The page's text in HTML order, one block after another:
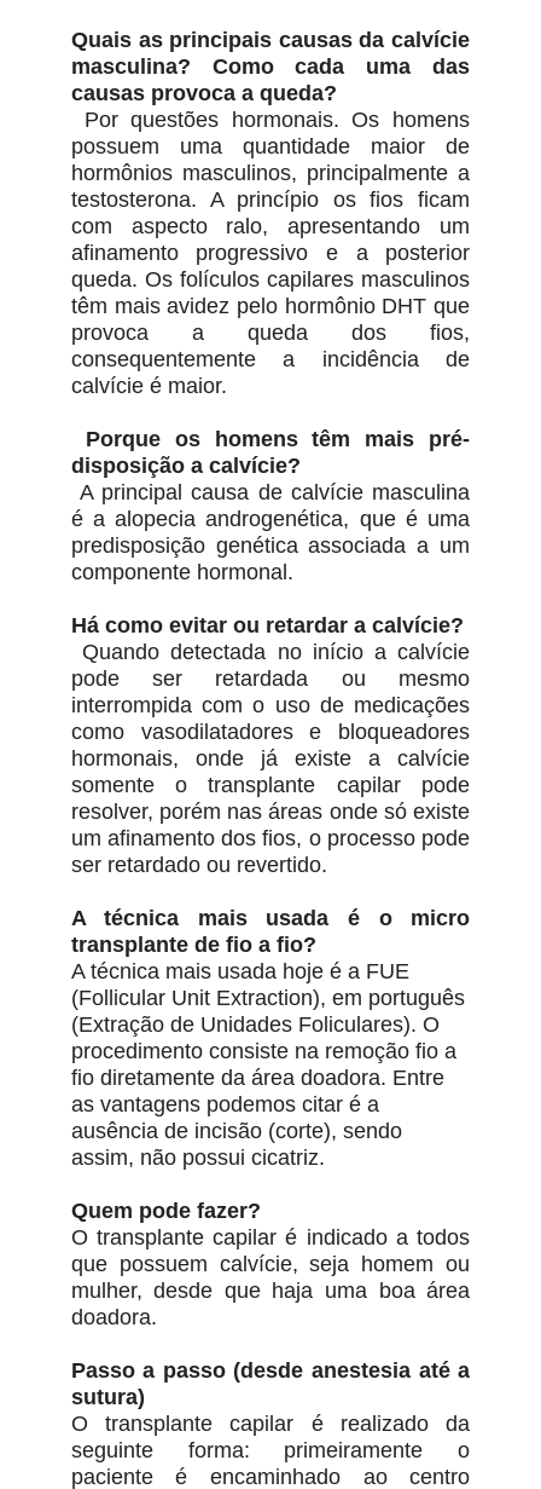
Quais as principais causas da calvície
masculina? Como cada uma das
causas provoca a queda?
Por questões hormonais. Os homens
possuem uma quantidade maior de
hormônios masculinos, principalmente a
testosterona. A princípio os fios ficam
com aspecto ralo, apresentando um
afinamento progressivo e a posterior
queda. Os folículos capilares masculinos
têm mais avidez pelo hormônio DHT que
provoca a queda dos fios,
consequentemente a incidência de
calvície é maior.
Porque os homens têm mais pré-
disposição a calvície?
A principal causa de calvície masculina
é a alopecia androgenética, que é uma
predisposição genética associada a um
componente hormonal.
Há como evitar ou retardar a calvície?
Quando detectada no início a calvície
pode ser retardada ou mesmo
interrompida com o uso de medicações
como vasodilatadores e bloqueadores
hormonais, onde já existe a calvície
somente o transplante capilar pode
resolver, porém nas áreas onde só existe
um afinamento dos fios, o processo pode
ser retardado ou revertido.
A técnica mais usada é o micro
transplante de fio a fio?
A técnica mais usada hoje é a FUE
(Follicular Unit Extraction), em português
(Extração de Unidades Foliculares). O
procedimento consiste na remoção fio a
fio diretamente da área doadora. Entre
as vantagens podemos citar é a
ausência de incisão (corte), sendo
assim, não possui cicatriz.
Quem pode fazer?
O transplante capilar é indicado a todos
que possuem calvície, seja homem ou
mulher, desde que haja uma boa área
doadora.
Passo a passo (desde anestesia até a
sutura)
O transplante capilar é realizado da
seguinte forma: primeiramente o
paciente é encaminhado ao centro